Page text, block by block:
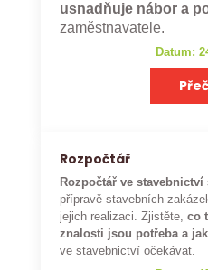
usnadňuje nábor a
zaměstnavatele.
Datum:
Rozpočtář
Rozpočtář ve stavebnictví
přípravě stavebních
jejich realizaci. Zjistěte,co
znalosti jsou potřeba a
ve stavebnictví očekávat.